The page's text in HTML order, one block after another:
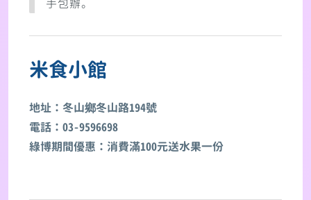
手包辦。
米食小館
地址：冬山鄉冬山路194號
電話：03-9596698
綠博期間優惠：消費滿100元送水果一份